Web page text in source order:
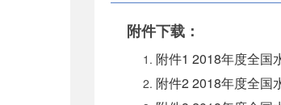
附件下载：
附件1 2018年度全国
附件2 2018年度全国